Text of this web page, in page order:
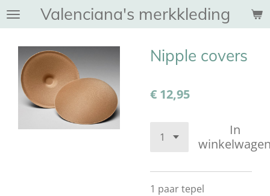
Ga
direct
hoofdinhoud
Valenciana's merkkleding
Nipple covers
€ 12,95
In
1 paar tepel